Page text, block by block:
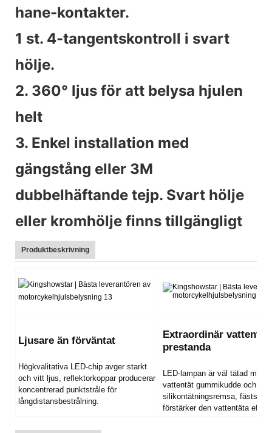
hane-kontakter.
1 st. 4-tangentskontroll i svart
hölje.
2. 360° ljus för att belysa hjulen
helt
3. Enkel installation med
gängstång eller 3M
dubbelhäftande tejp. Svart hölje
eller kromhölje finns tillgängligt
Produktbeskrivning
Ljusare än förväntat
Högkvalitativa LED-chip avger starkt
och vitt ljus, reflektorkoppar producerar
koncentrerad punktstråle för
långdistansbestrålning.
Extraordinär vattentät
prestanda
LED-lampan är väl tätad med
vattentät gummikudde och
silikontätningsremsa,
förstärker den vattentäta